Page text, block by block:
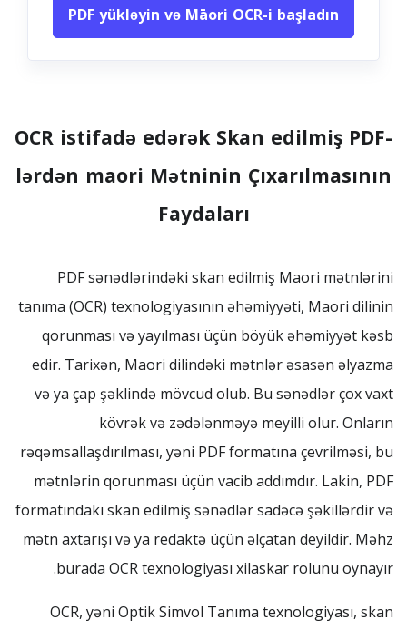
PDF yükləyin və Māori OCR-i başladın
OCR istifadə edərək Skan edilmiş PDF-
lərdən maori Mətninin Çıxarılmasının
Faydaları
PDF sənədlərindəki skan edilmiş Maori mətnlərini
tanıma (OCR) texnologiyasının əhəmiyyəti, Maori dilinin
qorunması və yayılması üçün böyük əhəmiyyət kəsb
edir. Tarixən, Maori dilindəki mətnlər əsasən əlyazma
və ya çap şəklində mövcud olub. Bu sənədlər çox vaxt
kövrək və zədələnməyə meyilli olur. Onların
rəqəmsallaşdırılması, yəni PDF formatına çevrilməsi, bu
mətnlərin qorunması üçün vacib addımdır. Lakin, PDF
formatındakı skan edilmiş sənədlər sadəcə şəkillərdir və
mətn axtarışı və ya redaktə üçün əlçatan deyildir. Məhz
burada OCR texnologiyası xilaskar rolunu oynayır.
OCR, yəni Optik Simvol Tanıma texnologiyası, skan